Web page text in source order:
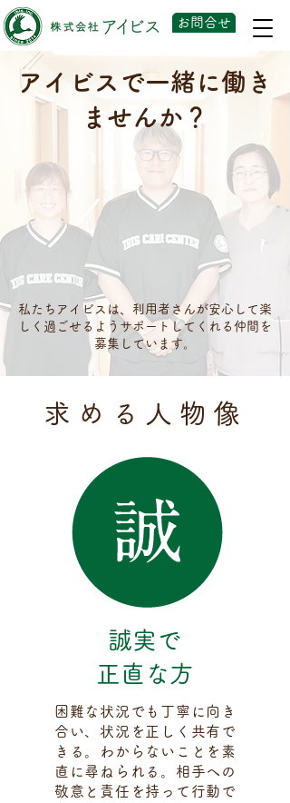
お問合せ
アイビスで一緒に働き
ませんか？
私たちアイビスは、利用者さんが安心して楽
しく過ごせるようサポートしてくれる仲間を
募集しています。
求める人物像
誠実で
正直な方
困難な状況でも丁寧に向き
合い、状況を正しく共有で
きる。わからないことを素
直に尋ねられる。相手への
敬意と責任を持って行動で